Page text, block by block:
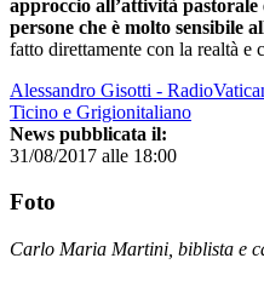
approccio all’attività pastorale
persone che è molto sensibile
fatto direttamente con la realtà e
Alessandro Gisotti -
Ticino e Grigionitaliano
News pubblicata il:
31/08/2017 alle 18:00
Foto
Carlo Maria Martini, biblista e